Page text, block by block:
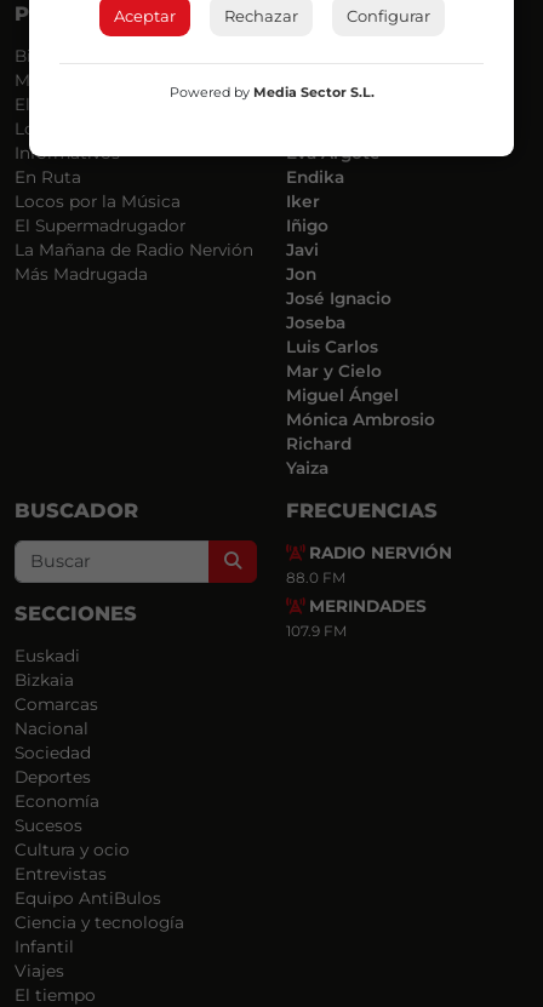
PROGRAMAS
Bilbosport
Más Música
El Madrugador
Lo Más Nuevo
Informativos
En Ruta
Locos por la Música
El Supermadrugador
La Mañana de Radio Nervión
Más Madrugada
VOCES
Eva Argote
Endika
Iker
Iñigo
Javi
Jon
José Ignacio
Joseba
Luis Carlos
Mar y Cielo
Miguel Ángel
Mónica Ambrosio
Richard
Yaiza
BUSCADOR
Search
SECCIONES
Euskadi
Bizkaia
Comarcas
Nacional
Sociedad
Deportes
Economía
Sucesos
Cultura y ocio
Entrevistas
Equipo AntiBulos
Ciencia y tecnología
Infantil
Viajes
El tiempo
FRECUENCIAS
RADIO NERVIÓN
88.0 FM
MERINDADES
107.9 FM
Aceptar Rechazar Configurar
Powered by Media Sector S.L.